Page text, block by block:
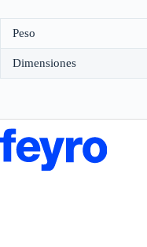
Peso
Dimensiones